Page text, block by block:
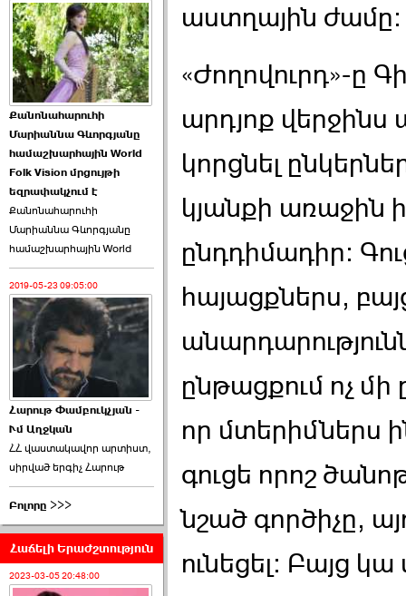
է. «Հրապարակ» ›››
2026-06-25 17:13:00
ԱԺ նախագահի
թեկնածու է ընտրվել
Ռուբեն Ռուբինյանը ›››
2026-06-23 21:28:00
«Ժողովուրդ»-ը
հերթական ›››
2026-06-21 23:00:00
armlur.ՔՊ-ի ներսում
սպասում են ›››
Քանոնահարուհի
Մարիաննա Գևորգյանը
համաշխարհային World
Folk Vision մրցույթի
եզրափակչում է
Քանոնահարուհի
Մարիաննա Գևորգյանը
համաշխարհային World
2019-05-23 09:05:00
Հարութ Փամբուկչյան -
Ւմ Աղջկան
ՀՀ վաստակավոր արտիստ,
սիրված երգիչ Հարութ
Բոլորը >>>
Հաճելի Երաժշտություն
2023-03-05 20:48:00
աստղային ժամը:
«Ժողովուրդ»-ը
արդյոք վերջինս
կորցնել
կյանքի առաջին
ընդդիմադիր:
հայացքներս,
ընթացքում ոչ մի
որ մտերիմներս
գուցե որոշ
նշած գործիչը,
ունեցել: Բայց